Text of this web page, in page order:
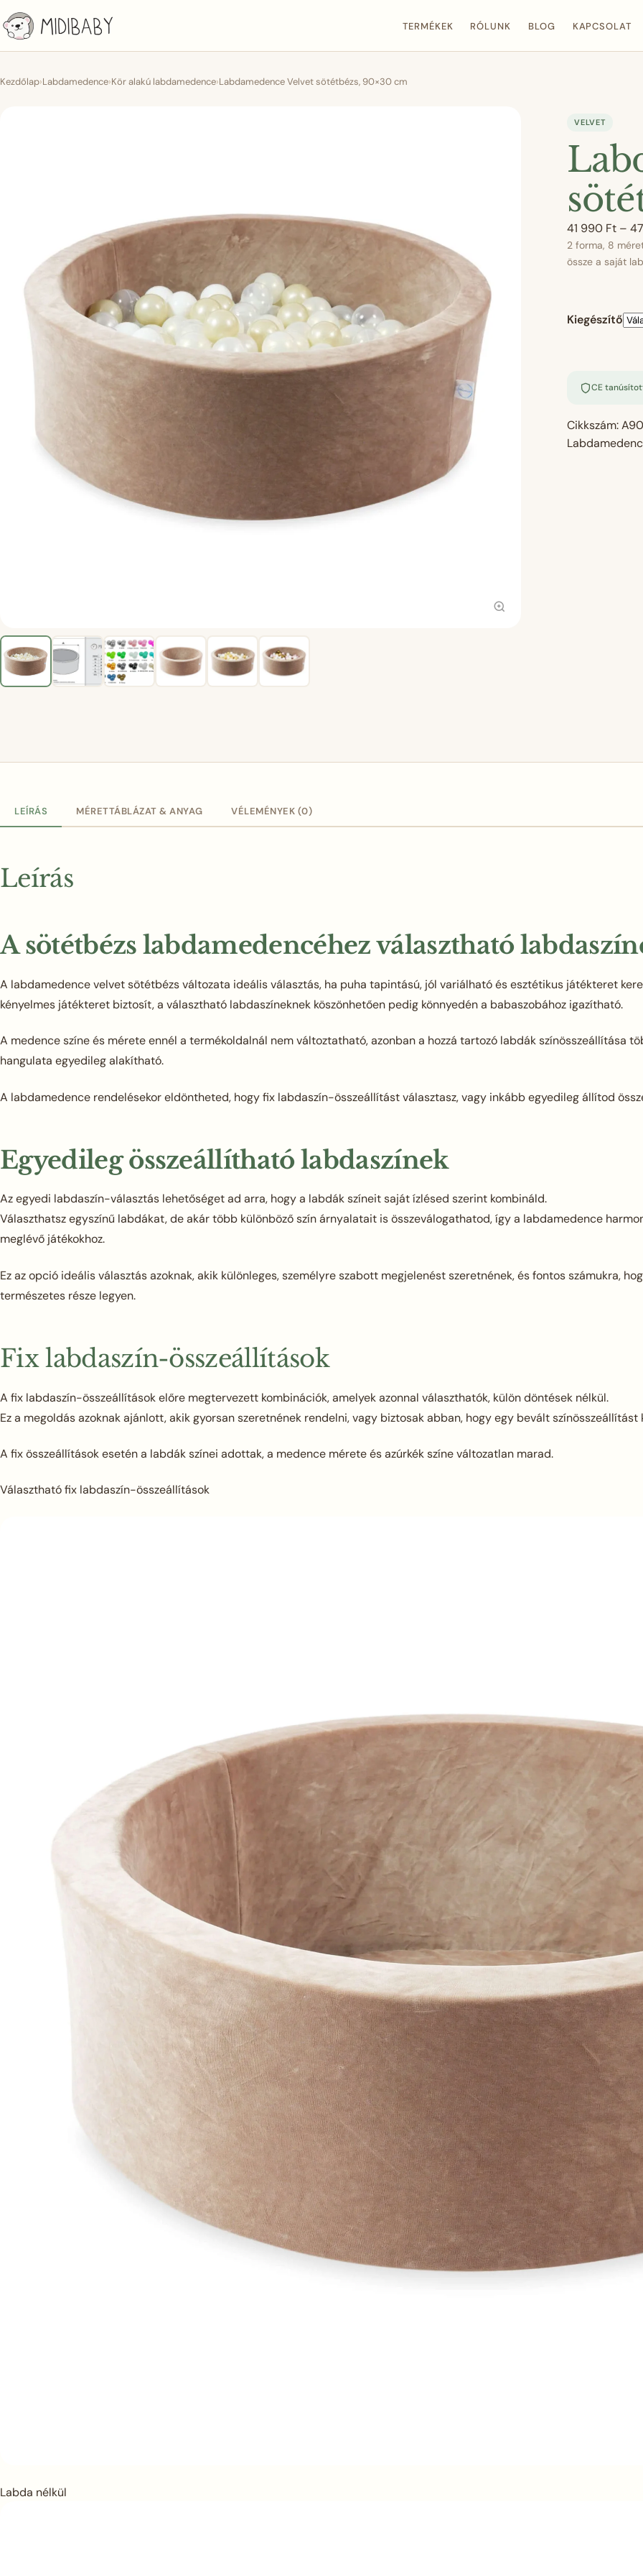
TERMÉKEK RÓLUNK BLOG KAPCSOLAT
Kezdőlap›Labdamedence›Kör alakú labdamedence›Labdamedence Velvet sötétbézs, 90×30 cm
VELVET
41 990 Ft –
2 forma, 8
össze a saját
Kiegészítő
CE
Cikkszám:
LEÍRÁS MÉRETTÁBLÁZAT & ANYAG VÉLEMÉNYEK (0)
Leírás
A sötétbézs labdamedencéhez választható
A labdamedence velvet sötétbézs változata ideális választás, ha puha tapintású, jól variálható és esztétikus játékteret
kényelmes játékteret biztosít, a választható labdaszíneknek köszönhetően pedig könnyedén a babaszobához igazítható.
A medence színe és mérete ennél a termékoldalnál nem változtatható, azonban a hozzá tartozó labdák színösszeállítása
hangulata egyedileg alakítható.
A labdamedence rendelésekor eldöntheted, hogy fix labdaszín-összeállítást választasz, vagy inkább egyedileg állítod
Egyedileg összeállítható labdaszínek
Az egyedi labdaszín-választás lehetőséget ad arra, hogy a labdák színeit saját ízlésed szerint kombináld.
Választhatsz egyszínű labdákat, de akár több különböző szín árnyalatait is összeválogathatod, így a labdamedence
meglévő játékokhoz.
Ez az opció ideális választás azoknak, akik különleges, személyre szabott megjelenést szeretnének, és fontos számukra,
természetes része legyen.
Fix labdaszín-összeállítások
A fix labdaszín-összeállítások előre megtervezett kombinációk, amelyek azonnal választhatók, külön döntések nélkül.
Ez a megoldás azoknak ajánlott, akik gyorsan szeretnének rendelni, vagy biztosak abban, hogy egy bevált színösszeállítást
A fix összeállítások esetén a labdák színei adottak, a medence mérete és azúrkék színe változatlan marad.
Választható fix labdaszín-összeállítások
Labda nélkül